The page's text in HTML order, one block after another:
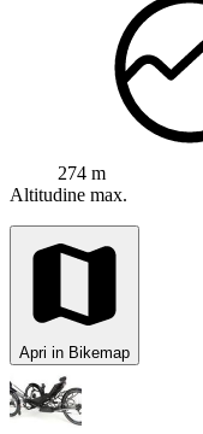
274 m
Altitudine max.
Apri in Bikemap